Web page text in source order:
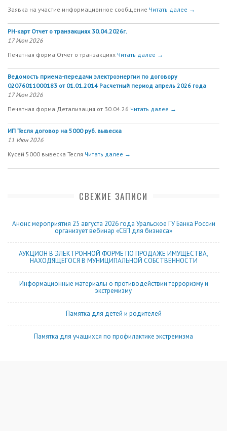
Заявка на участие информационное сообщение Читать далее →
РН-карт Отчет о транзакциях 30.04.2026г.
17 Июн 2026
Печатная форма Отчет о транзакциях Читать далее →
Ведомость приема-передачи электроэнергии по договору
02076011000183 от 01.01.2014 Расчетный период апрель 2026 года
17 Июн 2026
Печатная форма Детализация от 30.04.26 Читать далее →
ИП Тесля договор на 5000 руб. вывеска
11 Июн 2026
Кусей 5000 вывеска Тесля Читать далее →
СВЕЖИЕ ЗАПИСИ
Анонс мероприятия 25 августа 2026 года Уральское ГУ Банка России
организует вебинар «СБП для бизнеса»
АУКЦИОН В ЭЛЕКТРОННОЙ ФОРМЕ ПО ПРОДАЖЕ ИМУЩЕСТВА,
НАХОДЯЩЕГОСЯ В МУНИЦИПАЛЬНОЙ СОБСТВЕННОСТИ
Информационные материалы о противодействии терроризму и
экстремизму
Памятка для детей и родителей
Памятка для учащихся по профилактике экстремизма